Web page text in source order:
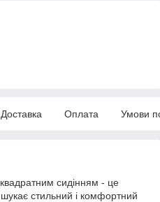
Доставка Оплата Умови
сидінням - це
стильний і комфортний